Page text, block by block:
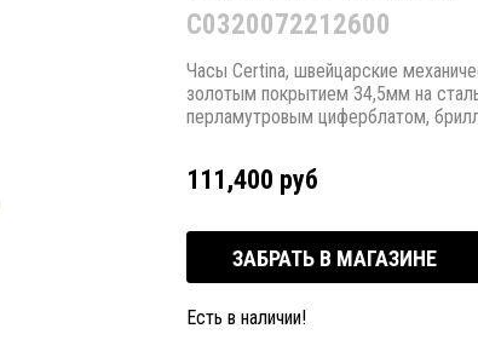
С0320072212600
Часы Certina, швейцарские
золотым покрытием 34,5мм на
перламутровым циферблатом,
111,400 руб
ЗАБРАТЬ В МАГАЗИНЕ
Есть в наличии!